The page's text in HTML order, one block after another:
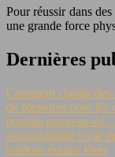
Pour réussir dans
une grande force
Dernières
Comment choisir des
de blessures pour les
poulain nouveau-né :
responsabilité civile
tendons équins lésés